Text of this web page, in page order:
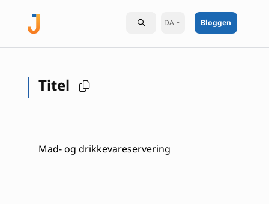
DA Bloggen
Titel
Mad- og drikkevareservering